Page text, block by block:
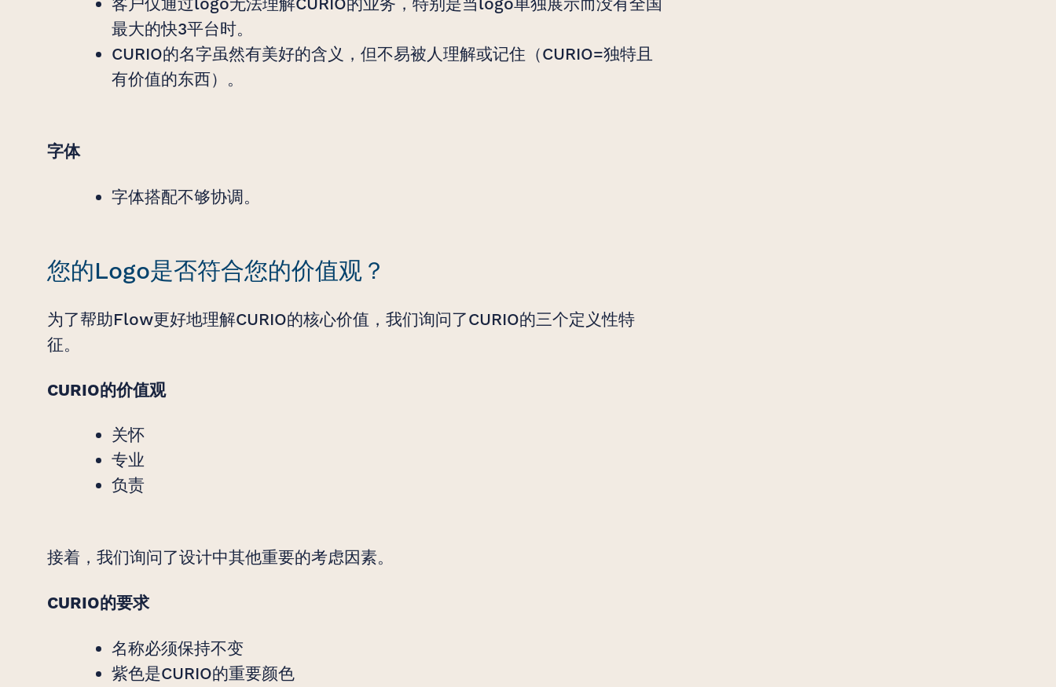
客户仅通过logo无法理解CURIO的业务，特别是当logo单独展示而没有全国
最大的快3平台时。
CURIO的名字虽然有美好的含义，但不易被人理解或记住（CURIO=独特且
有价值的东西）。
字体
字体搭配不够协调。
您的Logo是否符合您的价值观？
为了帮助Flow更好地理解CURIO的核心价值，我们询问了CURIO的三个定义性特
征。
CURIO的价值观
关怀
专业
负责
接着，我们询问了设计中其他重要的考虑因素。
CURIO的要求
名称必须保持不变
紫色是CURIO的重要颜色